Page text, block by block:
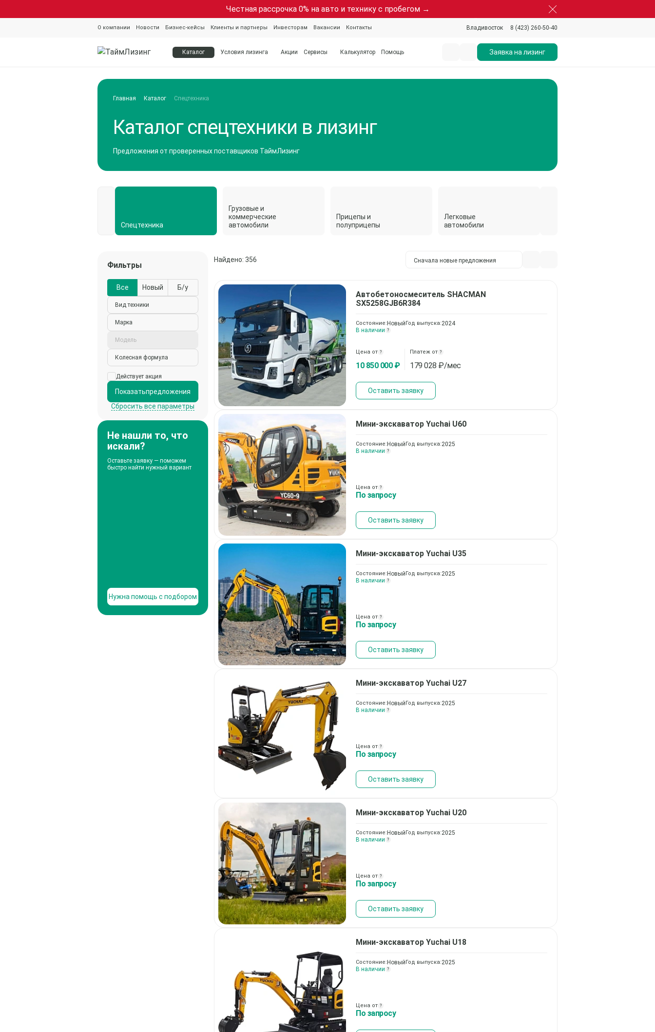
Честная рассрочка 0% на авто и технику с пробегом →
О компании Новости Бизнес-кейсы Клиенты и партнеры Инвесторам Вакансии Контакты Владивосток 8 (423) 260-50-40
Каталог Условия лизинга Акции Сервисы Калькулятор Помощь Заявка на лизинг
Главная Каталог Спецтехника
Каталог спецтехники в лизинг
Предложения от проверенных поставщиков ТаймЛизинг
Спецтехника
Грузовые и
коммерческие
автомобили
Прицепы и
полуприцепы
Легковые
автомобили
Фильтры
Все Новый Б/у
Вид техники
Марка
Модель
Колесная формула
Действует акция
Показатьпредложения
Сбросить все параметры
Не нашли то, что
искали?
Оставьте заявку — поможем
быстро найти нужный вариант
Нужна помощь с подбором
Найдено: 356 Сначала новые предложения
Автобетоносмеситель SHACMAN
SX5258GJB6R384
Состояние: НовыйГод выпуска:2024
В наличии ?
Цена от ?
10 850 000 ₽
Платеж от ?
179 028 ₽/мес
Оставить заявку
Мини-экскаватор Yuchai U60
Состояние: НовыйГод выпуска:2025
В наличии ?
Цена от ?
По запросу
Оставить заявку
Мини-экскаватор Yuchai U35
Состояние: НовыйГод выпуска:2025
В наличии ?
Цена от ?
По запросу
Оставить заявку
Мини-экскаватор Yuchai U27
Состояние: НовыйГод выпуска:2025
В наличии ?
Цена от ?
По запросу
Оставить заявку
Мини-экскаватор Yuchai U20
Состояние: НовыйГод выпуска:2025
В наличии ?
Цена от ?
По запросу
Оставить заявку
Мини-экскаватор Yuchai U18
Состояние: НовыйГод выпуска:2025
В наличии ?
Цена от ?
По запросу